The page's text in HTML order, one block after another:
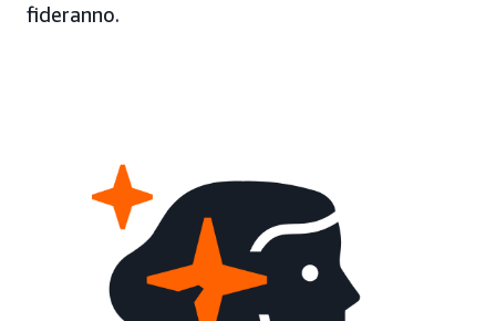
fideranno.